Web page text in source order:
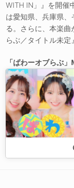
WITH IN」』を開催
は愛知県、兵庫県
る。さらに、本楽
らぶ／タイトル未定
「ぱわーオブらぶ